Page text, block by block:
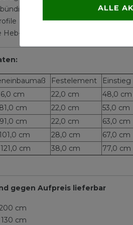
Scharniere Chrom
Heb-/Senk-Mechanismus erleichtert
Festelement
Einstieg
cm 22,0 cm
48,0 cm
cm 22,0 cm
53,0 cm
cm 22,0 cm
63,0 cm
cm 28,0 cm
67,0 cm
cm 38,0 cm 77,0 cm
gegen Aufpreis lieferbar
cm
cm
ALLE